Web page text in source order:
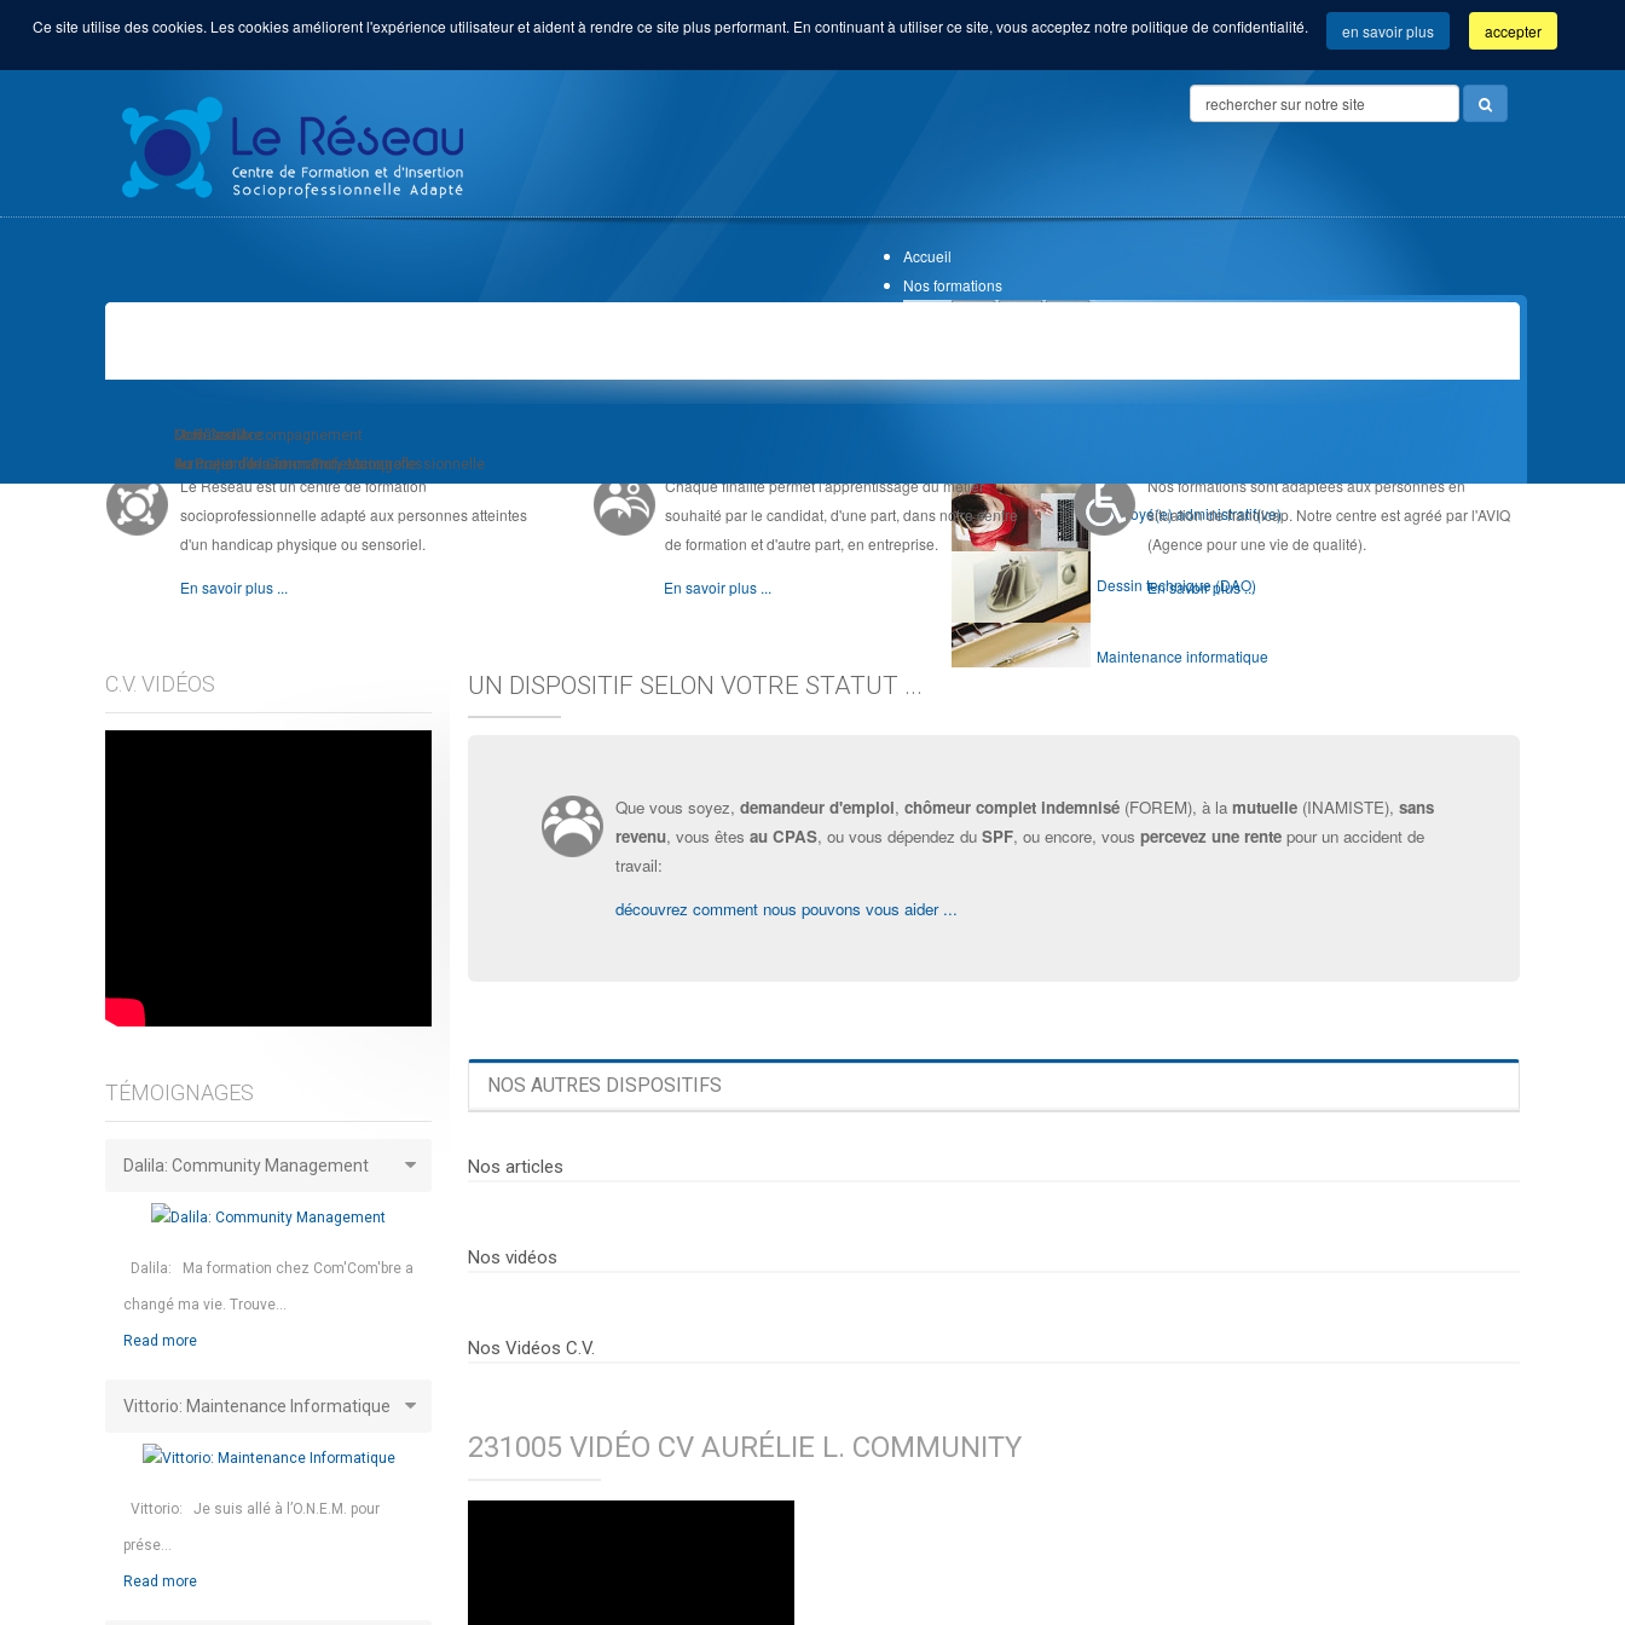
Ce site utilise des cookies. Les cookies améliorent l'expérience utilisateur et aident à rendre ce site plus performant. En continuant à utiliser ce site, vous acceptez notre politique de confidentialité. en savoir plus accepter
Search
...
Accueil
Nos formations
Employé(e) administratif(ve)
Dessin technique (DAO)
Maintenance informatique
Webdesign
Orientation &
Accompagnement
Module d'Accompagnement
au Projet d'Insertion Professionnelle
Com'Com'bre
Formation de Community Manager
Le Réseau
Au coeur de la formation socioprofessionnelle
LE RÉSEAU, C'EST ...
Le Réseau est un centre de formation
socioprofessionnelle adapté aux personnes atteintes
d'un handicap physique ou sensoriel.
En savoir plus ...
Chaque finalité permet l'apprentissage du métier
souhaité par le candidat, d'une part, dans notre centre
de formation et d'autre part, en entreprise.
En savoir plus ...
Nos formations sont adaptées aux personnes en
situation de handicap. Notre centre est agréé par l'AVIQ
(Agence pour une vie de qualité).
En savoir plus ...
C.V. VIDÉOS
TÉMOIGNAGES
Dalila: Community Management
Dalila: Ma formation chez Com'Com'bre a
changé ma vie. Trouve...
Read more
Vittorio: Maintenance Informatique
Vittorio: Je suis allé à l’O.N.E.M. pour
prése...
Read more
UN DISPOSITIF SELON VOTRE STATUT ...
Que vous soyez, demandeur d'emploi, chômeur complet indemnisé (FOREM), à la mutuelle (INAMISTE), sans
revenu, vous êtes au CPAS, ou vous dépendez du SPF, ou encore, vous percevez une rente pour un accident de
travail:
découvrez comment nous pouvons vous aider ...
NOS AUTRES DISPOSITIFS
Nos articles
Nos vidéos
Nos Vidéos C.V.
231005 VIDÉO CV AURÉLIE L. COMMUNITY